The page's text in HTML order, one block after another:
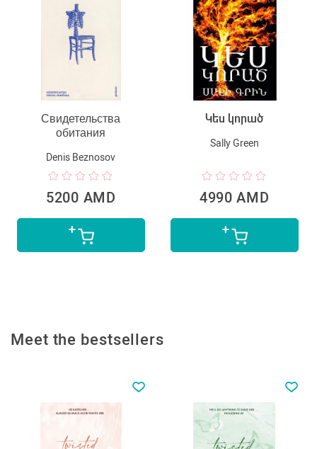
Свидетельства
обитания
Denis Beznosov
5200 AMD
Կես կորած
Sally Green
4990 AMD
Meet the bestsellers